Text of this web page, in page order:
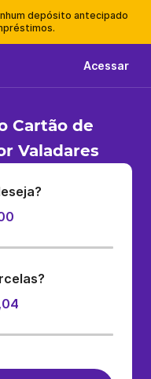
depósito antecipado
Acessar
Cartão de
Valadares